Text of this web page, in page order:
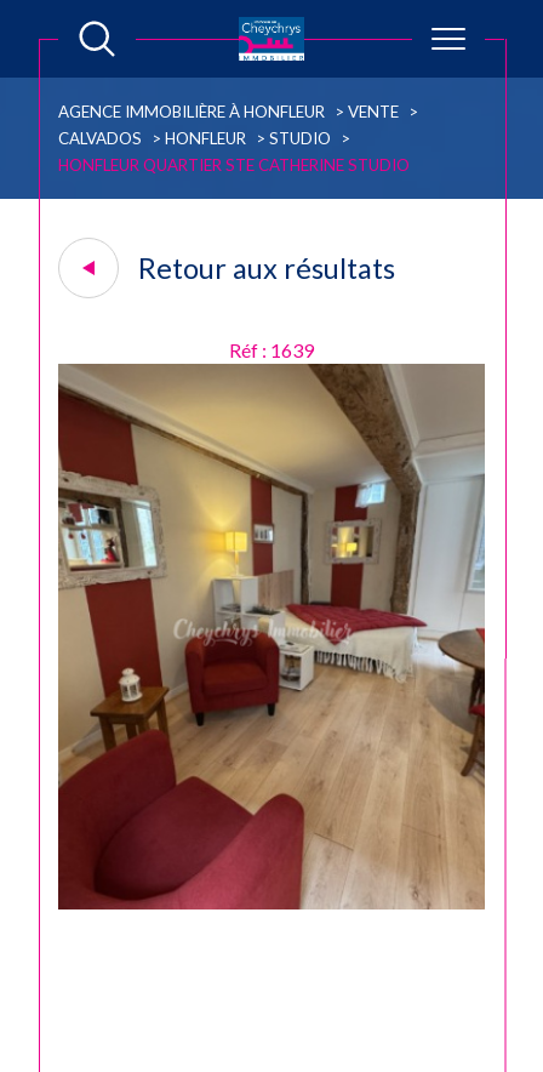
AGENCE IMMOBILIÈRE À HONFLEUR
VENTE
CALVADOS
HONFLEUR
STUDIO
HONFLEUR QUARTIER STE CATHERINE STUDIO
Retour aux résultats
Réf : 1639